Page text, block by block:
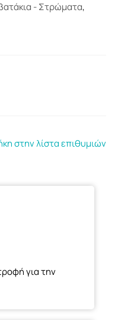
- Στρώματα,
στην λίστα επιθυμιών
για την